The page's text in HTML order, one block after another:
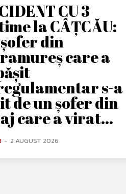
CU 3
la CÂȚCĂU:
din
care a
s-a
de un șofer din
care a virat...
- 2 AUGUST 2026